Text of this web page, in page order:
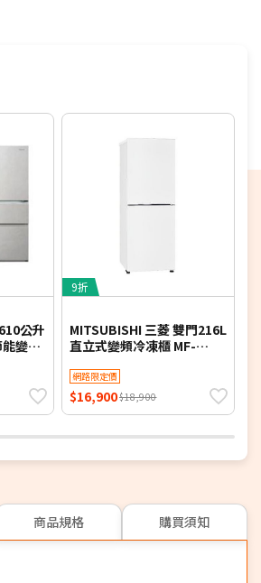
公升
變頻
9折
MITSUBISHI 三菱 雙門216L
直立式變頻冷凍櫃 MF-
回收
網路限定價
$16,900$18,900
商品規格 購買須知